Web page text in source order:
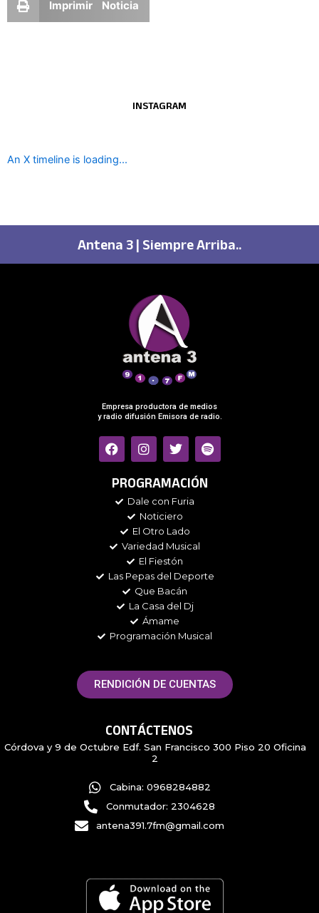
Imprimir Noticia
INSTAGRAM
An X timeline is loading...
Antena 3 | Siempre Arriba..
Empresa productora de medios
y radio difusión Emisora de radio.
F
a
c
e
b
o
I
n
s
t
a
g
r
a
m
T
w
i
t
t
e
r
S
p
o
t
i
PROGRAMACIÓN
Dale con Furia
Noticiero
El Otro Lado
Variedad Musical
El Fiestón
Las Pepas del Deporte
Que Bacán
La Casa del Dj
Ámame
Programación Musical
RENDICIÓN DE CUENTAS
CONTÁCTENOS
Córdova y 9 de Octubre Edf. San Francisco 300 Piso 20 Oficina
2
Cabina: 0968284882
Conmutador: 2304628
antena391.7fm@gmail.com